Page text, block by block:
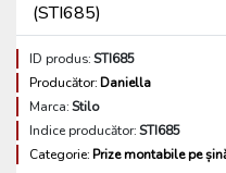
(STI685)
ID produs:STI685
Producător:Daniella
Marca:Stilo
Indice producător:STI685
Categorie:Prize montabile pe